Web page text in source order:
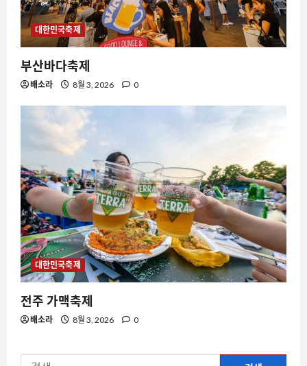
대한민국축제
부산바다축제
배소라 8월 3, 2026 0
대한민국축제
전주 가맥축제
배소라 8월 3, 2026 0
스팀
스팀 덱 커널 버전 표시 논란과 시스템 정
4
여름철 편의점 생수 공짜 이벤트, 왜 매일
8월 9, 2026
5
스팀
스팀 커뮤니티의 ‘그로리어스’ 열풍과 디
지털 문화의 새로운 흐름
8월 9, 2026 0
름 끝자락의 날씨가 주는 신호와 주의점